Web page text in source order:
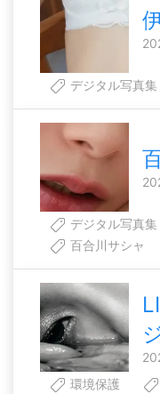
デジタル写真集
デジタル写真集
百合川サシャ
環境保護